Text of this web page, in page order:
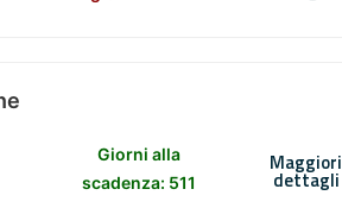
Giorni alla
scadenza: 511
Maggiori
dettagli